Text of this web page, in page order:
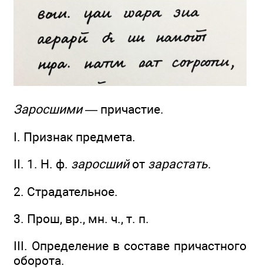
Заросшими— причастие.
I. Признак предмета.
II. 1. Н. ф. заросшийот зарастать.
2. Страдательное.
3. Прош, вр., мн. ч., т. п.
III. Определение в составе причастного
оборота.